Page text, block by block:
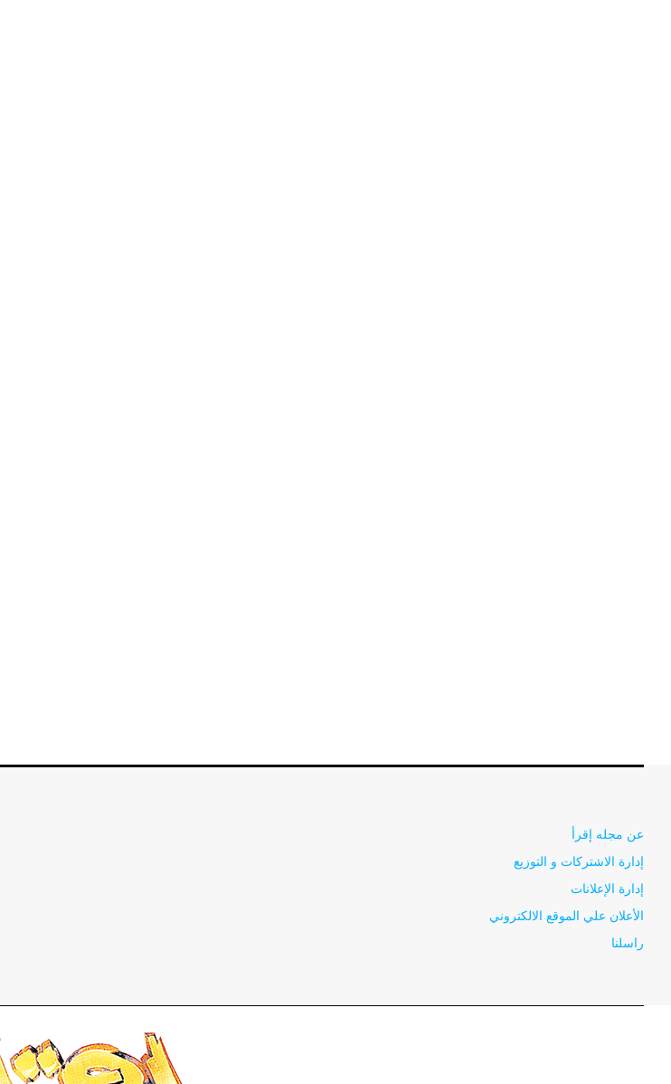
عن مجله إقرأ
إدارة الاشتركات و التوزيع
إدارة الإعلانات
الأعلان علي الموقع الالكتروني
راسلنا